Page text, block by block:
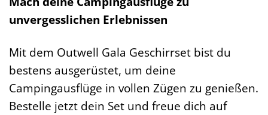
unvergesslichen Erlebnissen
Mit dem Outwell Gala Geschirrset bist du
bestens ausgerüstet, um deine
Campingausflüge in vollen Zügen zu genießen.
Bestelle jetzt dein Set und freue dich auf